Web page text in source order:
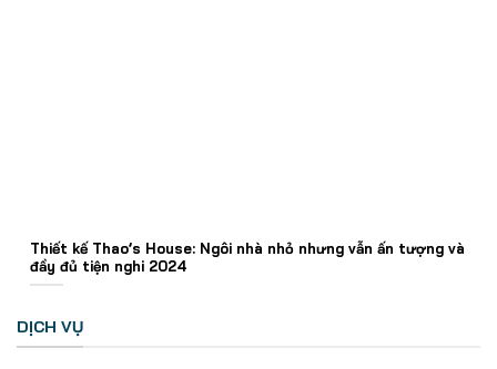
Thiết kế Thao’s House: Ngôi nhà nhỏ nhưng vẫn ấn tượng và
đầy đủ tiện nghi 2024
DỊCH VỤ